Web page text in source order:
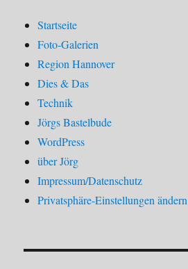
Startseite
Foto-Galerien
Region Hannover
Dies & Das
Technik
Jörgs Bastelbude
WordPress
über Jörg
Impressum/Datenschutz
Privatsphäre-Einstellungen ändern